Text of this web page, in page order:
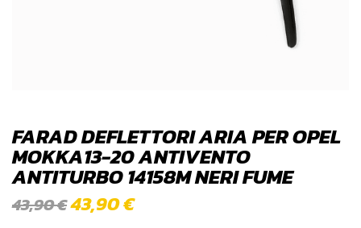
FARAD DEFLETTORI ARIA PER OPEL
MOKKA13-20 ANTIVENTO
ANTITURBO 14158M NERI FUME
43,90€43,90€